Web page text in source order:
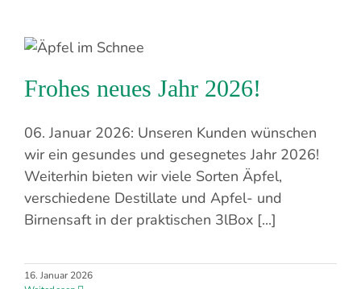
Frohes neues Jahr 2026!
06. Januar 2026: Unseren Kunden wünschen
wir ein gesundes und gesegnetes Jahr 2026!
Weiterhin bieten wir viele Sorten Äpfel,
verschiedene Destillate und Apfel- und
Birnensaft in der praktischen 3lBox [...]
16. Januar 2026